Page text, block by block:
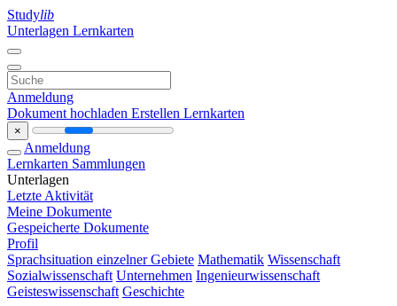
Studylib
Unterlagen Lernkarten
Anmeldung
Dokument hochladen Erstellen Lernkarten
×
Anmeldung
Lernkarten Sammlungen
Unterlagen
Letzte Aktivität
Meine Dokumente
Gespeicherte Dokumente
Profil
Sprachsituation einzelner Gebiete Mathematik Wissenschaft
Sozialwissenschaft Unternehmen Ingenieurwissenschaft
Geisteswissenschaft Geschichte